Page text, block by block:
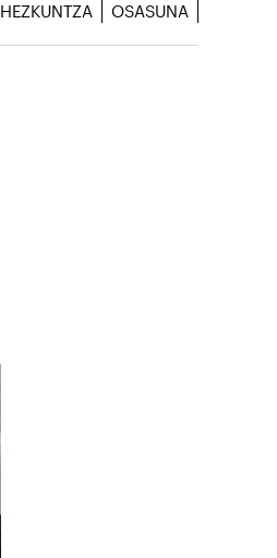
HEZKUNTZA OSASUNA